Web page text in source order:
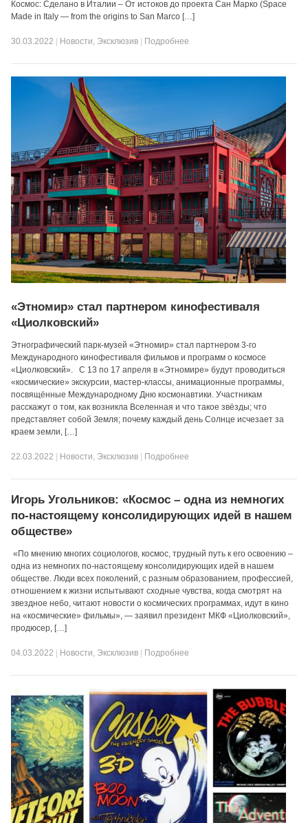
Космос: Сделано в Италии – От истоков до проекта Сан Марко (Space
Made in Italy — from the origins to San Marco […]
30.03.2022 Новости, Эксклюзив Подробнее
«Этномир» стал партнером кинофестиваля
«Циолковский»
Этнографический парк-музей «Этномир» стал партнером 3-го
Международного кинофестиваля фильмов и программ о космосе
«Циолковский». С 13 по 17 апреля в «Этномире» будут проводиться
«космические» экскурсии, мастер-классы, анимационные программы,
посвящённые Международному Дню космонавтики. Участникам
расскажут о том, как возникла Вселенная и что такое звёзды; что
представляет собой Земля; почему каждый день Солнце исчезает за
краем земли, […]
22.03.2022 Новости, Эксклюзив Подробнее
Игорь Угольников: «Космос – одна из немногих
по-настоящему консолидирующих идей в нашем
обществе»
«По мнению многих социологов, космос, трудный путь к его освоению –
одна из немногих по-настоящему консолидирующих идей в нашем
обществе. Люди всех поколений, с разным образованием, профессией,
отношением к жизни испытывают сходные чувства, когда смотрят на
звездное небо, читают новости о космических программах, идут в кино
на «космические» фильмы», — заявил президент МКФ «Циолковский»,
продюсер, […]
04.03.2022 Новости, Эксклюзив Подробнее